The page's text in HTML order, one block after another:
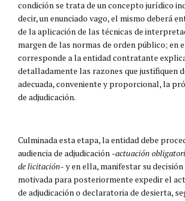
condición se trata de un concepto jurídico
decir, un enunciado vago, el mismo deberá
de la aplicación de las técnicas de
margen de las normas de orden público; en
corresponde a la entidad contratante
detalladamente las razones que justifiquen
adecuada, conveniente y proporcional, la
de adjudicación.
Culminada esta etapa, la entidad debe
audiencia de adjudicación -actuación
de licitación- y en ella, manifestar su
motivada para posteriormente expedir el
de adjudicación o declaratoria de desierta,